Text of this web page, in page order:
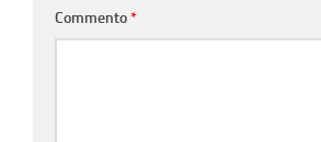
Commento*